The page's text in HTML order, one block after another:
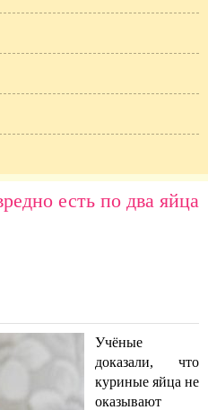
есть по два яйца
Учёные
доказали, что
куриные яйца не
оказывают